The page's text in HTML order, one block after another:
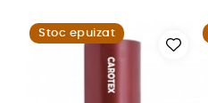
Stoc epuizat